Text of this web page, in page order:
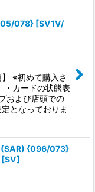
078} [SV1V/
】 ※初めて購入さ
・カードの状態表
および店頭での
となっておりま
(SAR) {096/073}
[SV]